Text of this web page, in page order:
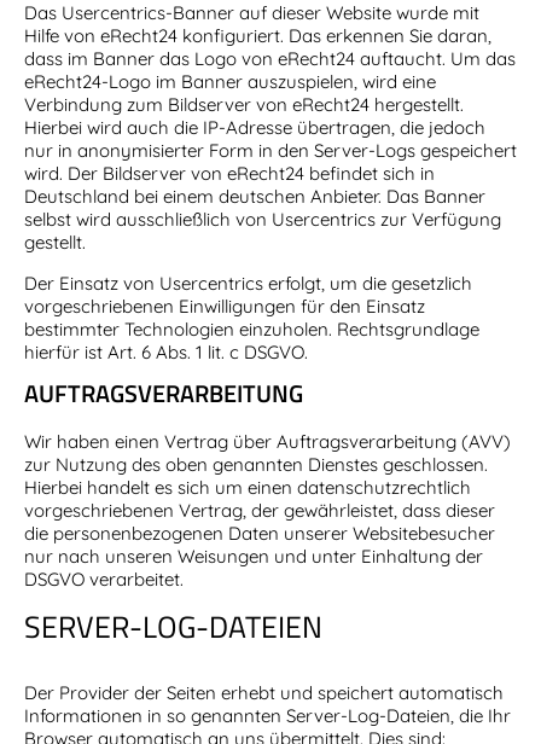
Das Usercentrics-Banner auf dieser Website wurde mit
Hilfe von eRecht24 konfiguriert. Das erkennen Sie daran,
dass im Banner das Logo von eRecht24 auftaucht. Um das
eRecht24-Logo im Banner auszuspielen, wird eine
Verbindung zum Bildserver von eRecht24 hergestellt.
Hierbei wird auch die IP-Adresse übertragen, die jedoch
nur in anonymisierter Form in den Server-Logs gespeichert
wird. Der Bildserver von eRecht24 befindet sich in
Deutschland bei einem deutschen Anbieter. Das Banner
selbst wird ausschließlich von Usercentrics zur Verfügung
gestellt.
Der Einsatz von Usercentrics erfolgt, um die gesetzlich
vorgeschriebenen Einwilligungen für den Einsatz
bestimmter Technologien einzuholen. Rechtsgrundlage
hierfür ist Art. 6 Abs. 1 lit. c DSGVO.
AUFTRAGSVERARBEITUNG
Wir haben einen Vertrag über Auftragsverarbeitung (AVV)
zur Nutzung des oben genannten Dienstes geschlossen.
Hierbei handelt es sich um einen datenschutzrechtlich
vorgeschriebenen Vertrag, der gewährleistet, dass dieser
die personenbezogenen Daten unserer Websitebesucher
nur nach unseren Weisungen und unter Einhaltung der
DSGVO verarbeitet.
SERVER-LOG-DATEIEN
Der Provider der Seiten erhebt und speichert automatisch
Informationen in so genannten Server-Log-Dateien, die Ihr
Browser automatisch an uns übermittelt. Dies sind: